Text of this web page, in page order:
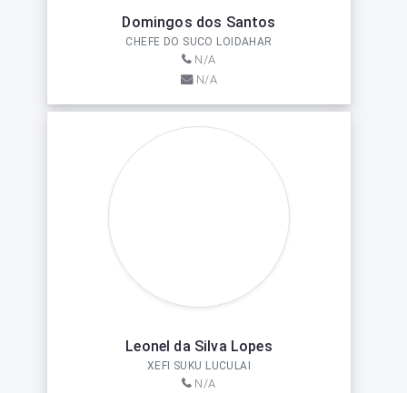
Domingos dos Santos
CHEFE DO SUCO LOIDAHAR
N/A
N/A
Leonel da Silva Lopes
XEFI SUKU LUCULAI
N/A